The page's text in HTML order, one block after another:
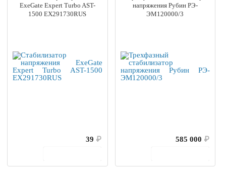
ExeGate Expert Turbo AST-
1500 EX291730RUS
39 ₽
напряжения Рубин РЭ-
ЭМ120000/3
585 000 ₽